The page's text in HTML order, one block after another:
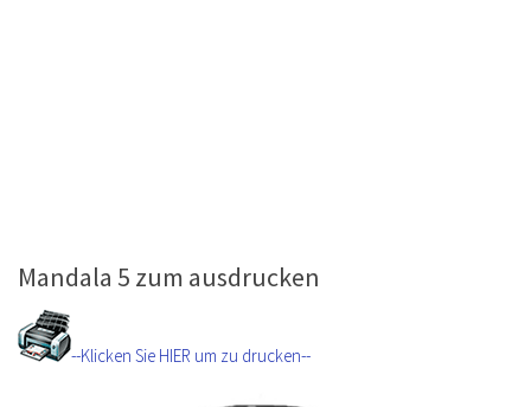
Mandala 5 zum ausdrucken
--Klicken Sie HIER um zu drucken--